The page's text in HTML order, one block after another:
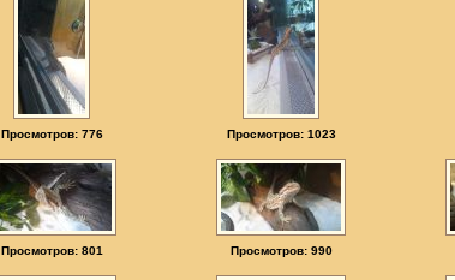
Просмотров: 776 Просмотров: 1023
Просмотров: 801 Просмотров: 990